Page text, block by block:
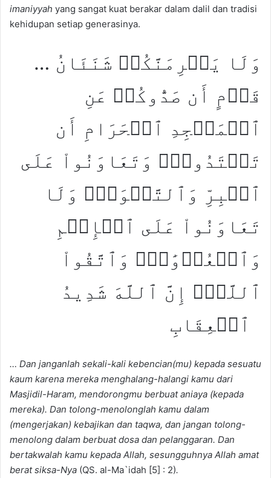
imaniyyah yang sangat kuat berakar dalam dalil dan tradisi
kehidupan setiap generasinya.
… وَلَا يَجۡرِمَنَّكُمۡ شَنَئَانُ
قَوۡمٍ أَن صَدُّوكُمۡ عَنِ
ٱلۡمَسۡجِدِ ٱلۡحَرَامِ أَن
تَعۡتَدُواْۘ وَتَعَاوَنُواْ عَلَى
ٱلۡبِرِّ وَٱلتَّقۡوَىٰۖ وَلَا
تَعَاوَنُواْ عَلَى ٱلۡإِثۡمِ
وَٱلۡعُدۡوَٰنِۚ وَٱتَّقُواْ
ٱللَّهَۖ إِنَّ ٱللَّهَ شَدِيدُ
… Dan janganlah sekali-kali kebencian(mu) kepada sesuatu
kaum karena mereka menghalang-halangi kamu dari
Masjidil-Haram, mendorongmu berbuat aniaya (kepada
mereka). Dan tolong-menolonglah kamu dalam
(mengerjakan) kebajikan dan taqwa, dan jangan tolong-
menolong dalam berbuat dosa dan pelanggaran. Dan
bertakwalah kamu kepada Allah, sesungguhnya Allah amat
berat siksa-Nya (QS. al-Ma`idah [5] : 2).